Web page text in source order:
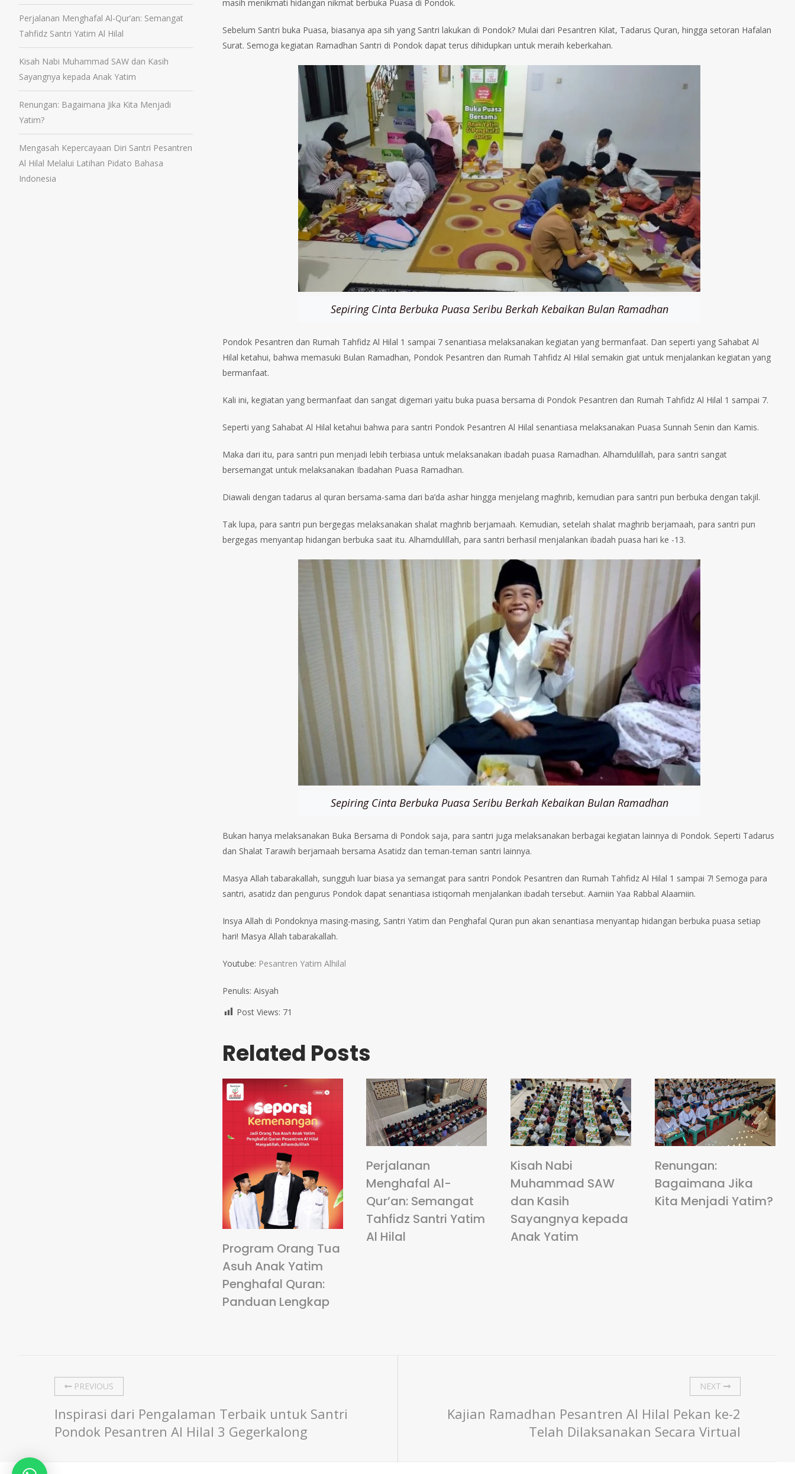
masih menikmati hidangan nikmat berbuka Puasa di Pondok.
Sebelum Santri buka Puasa, biasanya apa sih yang Santri lakukan di Pondok? Mulai dari Pesantren Kilat, Tadarus Quran, hingga setoran Hafalan
Surat. Semoga kegiatan Ramadhan Santri di Pondok dapat terus dihidupkan untuk meraih keberkahan.
Sepiring Cinta Berbuka Puasa Seribu Berkah Kebaikan Bulan Ramadhan
Pondok Pesantren dan Rumah Tahfidz Al Hilal 1 sampai 7 senantiasa melaksanakan kegiatan yang bermanfaat. Dan seperti yang Sahabat Al
Hilal ketahui, bahwa memasuki Bulan Ramadhan, Pondok Pesantren dan Rumah Tahfidz Al Hilal semakin giat untuk menjalankan kegiatan yang
bermanfaat.
Kali ini, kegiatan yang bermanfaat dan sangat digemari yaitu buka puasa bersama di Pondok Pesantren dan Rumah Tahfidz Al Hilal 1 sampai 7.
Seperti yang Sahabat Al Hilal ketahui bahwa para santri Pondok Pesantren Al Hilal senantiasa melaksanakan Puasa Sunnah Senin dan Kamis.
Maka dari itu, para santri pun menjadi lebih terbiasa untuk melaksanakan ibadah puasa Ramadhan. Alhamdulillah, para santri sangat
bersemangat untuk melaksanakan Ibadahan Puasa Ramadhan.
Diawali dengan tadarus al quran bersama-sama dari ba’da ashar hingga menjelang maghrib, kemudian para santri pun berbuka dengan takjil.
Tak lupa, para santri pun bergegas melaksanakan shalat maghrib berjamaah. Kemudian, setelah shalat maghrib berjamaah, para santri pun
bergegas menyantap hidangan berbuka saat itu. Alhamdulillah, para santri berhasil menjalankan ibadah puasa hari ke -13.
Sepiring Cinta Berbuka Puasa Seribu Berkah Kebaikan Bulan Ramadhan
Bukan hanya melaksanakan Buka Bersama di Pondok saja, para santri juga melaksanakan berbagai kegiatan lainnya di Pondok. Seperti Tadarus
dan Shalat Tarawih berjamaah bersama Asatidz dan teman-teman santri lainnya.
Masya Allah tabarakallah, sungguh luar biasa ya semangat para santri Pondok Pesantren dan Rumah Tahfidz Al Hilal 1 sampai 7! Semoga para
santri, asatidz dan pengurus Pondok dapat senantiasa istiqomah menjalankan ibadah tersebut. Aamiin Yaa Rabbal Alaamiin.
Insya Allah di Pondoknya masing-masing, Santri Yatim dan Penghafal Quran pun akan senantiasa menyantap hidangan berbuka puasa setiap
hari! Masya Allah tabarakallah.
Youtube: Pesantren Yatim Alhilal
Penulis: Aisyah
Post Views: 71
Related Posts
Program Orang Tua
Asuh Anak Yatim
Penghafal Quran:
Panduan Lengkap
Perjalanan
Menghafal Al-
Qur’an: Semangat
Tahfidz Santri Yatim
Al Hilal
Kisah Nabi
Muhammad SAW
dan Kasih
Sayangnya kepada
Anak Yatim
Renungan:
Bagaimana Jika
Kita Menjadi Yatim?
Perjalanan Menghafal Al-Qur’an: Semangat
Tahfidz Santri Yatim Al Hilal
Kisah Nabi Muhammad SAW dan Kasih
Sayangnya kepada Anak Yatim
Renungan: Bagaimana Jika Kita Menjadi
Yatim?
Mengasah Kepercayaan Diri Santri Pesantren
Al Hilal Melalui Latihan Pidato Bahasa
Indonesia
PREVIOUS
Inspirasi dari Pengalaman Terbaik untuk Santri
Pondok Pesantren Al Hilal 3 Gegerkalong
NEXT
Kajian Ramadhan Pesantren Al Hilal Pekan ke-2
Telah Dilaksanakan Secara Virtual